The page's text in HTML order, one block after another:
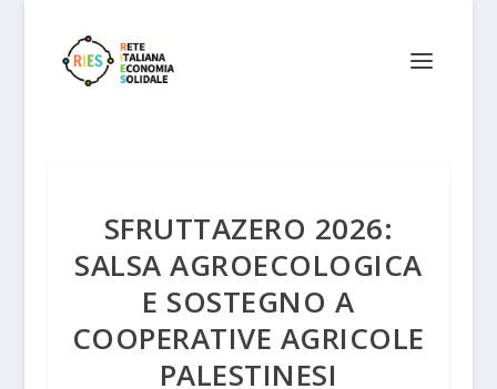
SFRUTTAZERO 2026:
SALSA AGROECOLOGICA
E SOSTEGNO A
COOPERATIVE AGRICOLE
PALESTINESI